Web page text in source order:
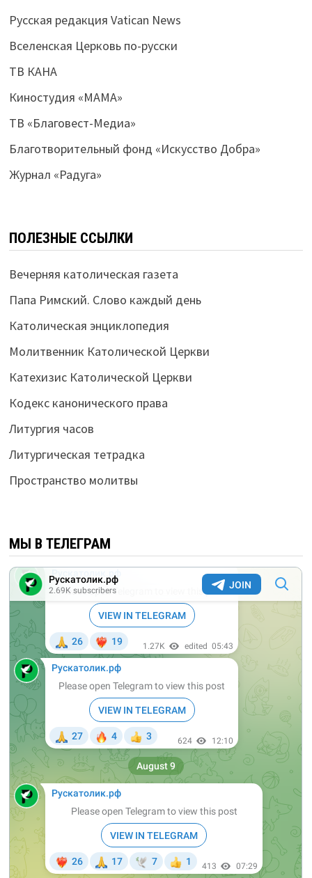
Русская редакция Vatican News
Вселенская Церковь по-русски
ТВ КАНА
Киностудия «МАМА»
ТВ «Благовест-Медиа»
Благотворительный фонд «Искусство Добра»
Журнал «Радуга»
ПОЛЕЗНЫЕ ССЫЛКИ
Вечерняя католическая газета
Папа Римский. Слово каждый день
Католическая энциклопедия
Молитвенник Католической Церкви
Катехизис Католической Церкви
Кодекс канонического права
Литургия часов
Литургическая тетрадка
Пространство молитвы
МЫ В ТЕЛЕГРАМ